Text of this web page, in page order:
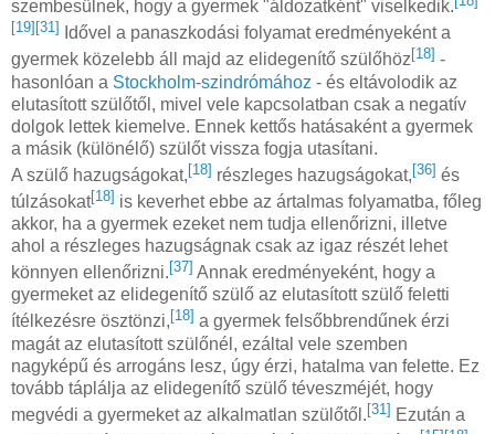
szembesülnek, hogy a gyermek "áldozatként" viselkedik.
[19] [31]
Idővel a panaszkodási folyamat eredményeként a
gyermek közelebb áll majd az elidegenítő szülőhöz[18] -
hasonlóan a Stockholm-szindrómához - és eltávolodik az
elutasított szülőtől, mivel vele kapcsolatban csak a negatív
dolgok lettek kiemelve. Ennek kettős hatásaként a gyermek
a másik (különélő) szülőt vissza fogja utasítani.
A szülő hazugságokat,[18] részleges hazugságokat,[36] és
túlzásokat[18] is keverhet ebbe az ártalmas folyamatba, főleg
akkor, ha a gyermek ezeket nem tudja ellenőrizni, illetve
ahol a részleges hazugságnak csak az igaz részét lehet
könnyen ellenőrizni. [37] Annak eredményeként, hogy a
gyermeket az elidegenítő szülő az elutasított szülő feletti
ítélkezésre ösztönzi, [18] a gyermek felsőbbrendűnek érzi
magát az elutasított szülőnél, ezáltal vele szemben
nagyképű és arrogáns lesz, úgy érzi, hatalma van felette. Ez
tovább táplálja az elidegenítő szülő téveszméjét, hogy
megvédi a gyermeket az alkalmatlan szülőtől.[31] Ezután a